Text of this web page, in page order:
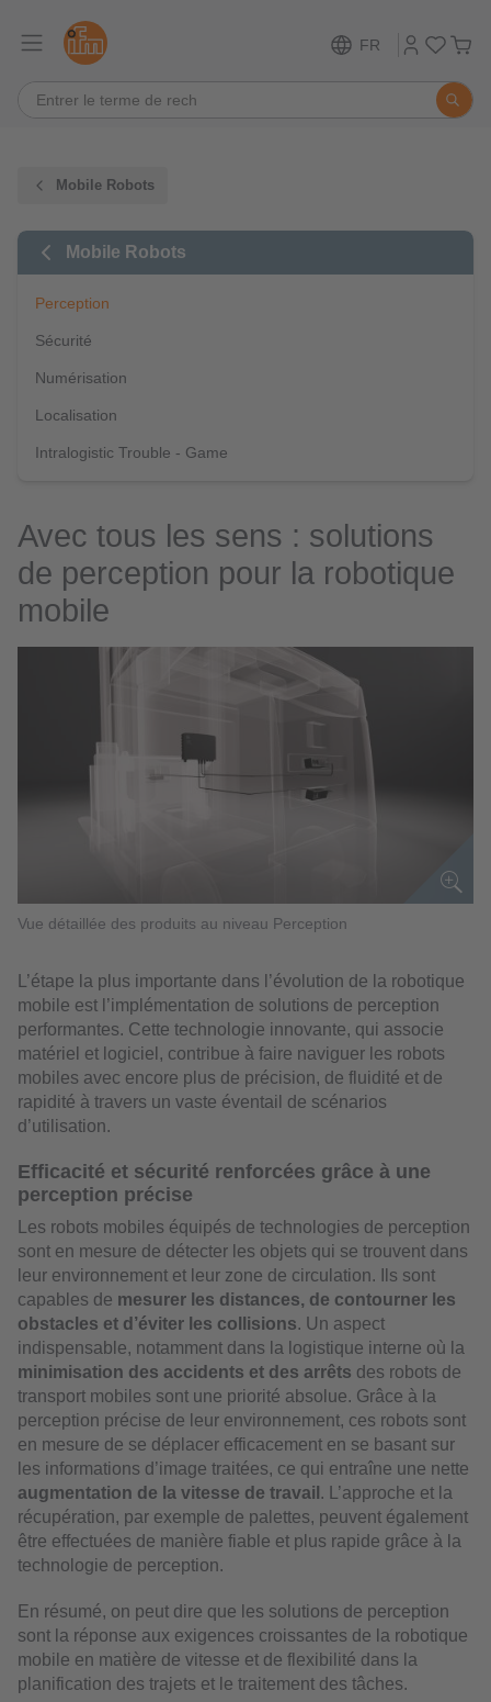
FR
Mobile Robots
Mobile Robots
Perception
Sécurité
Numérisation
Localisation
Intralogistic Trouble - Game
Avec tous les sens : solutions
de perception pour la robotique
mobile
Vue détaillée des produits au niveau Perception
L’étape la plus importante dans l’évolution de la robotique
mobile est l’implémentation de solutions de perception
performantes. Cette technologie innovante, qui associe
matériel et logiciel, contribue à faire naviguer les robots
mobiles avec encore plus de précision, de fluidité et de
rapidité à travers un vaste éventail de scénarios
d’utilisation.
Efficacité et sécurité renforcées grâce à une
perception précise
Les robots mobiles équipés de technologies de perception
sont en mesure de détecter les objets qui se trouvent dans
leur environnement et leur zone de circulation. Ils sont
capables de mesurer les distances, de contourner les
obstacles et d’éviter les collisions. Un aspect
indispensable, notamment dans la logistique interne où la
minimisation des accidents et des arrêts des robots de
transport mobiles sont une priorité absolue. Grâce à la
perception précise de leur environnement, ces robots sont
en mesure de se déplacer efficacement en se basant sur
les informations d’image traitées, ce qui entraîne une nette
augmentation de la vitesse de travail . L’approche et la
récupération, par exemple de palettes, peuvent également
être effectuées de manière fiable et plus rapide grâce à la
technologie de perception.
En résumé, on peut dire que les solutions de perception
sont la réponse aux exigences croissantes de la robotique
mobile en matière de vitesse et de flexibilité dans la
planification des trajets et le traitement des tâches.